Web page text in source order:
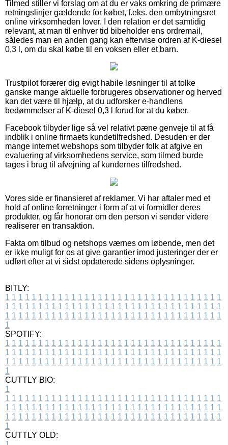
Tilmed stiller vi forslag om at du er vaks omkring de primære
retningslinjer gældende for købet, f.eks. den ombytningsret
online virksomheden lover. I den relation er det samtidig
relevant, at man til enhver tid bibeholder ens ordremail,
således man en anden gang kan eftervise ordren af K-diesel
0,3 l, om du skal købe til en voksen eller et barn.
Trustpilot forærer dig evigt habile løsninger til at tolke
ganske mange aktuelle forbrugeres observationer og herved
kan det være til hjælp, at du udforsker e-handlens
bedømmelser af K-diesel 0,3 l forud for at du køber.
Facebook tilbyder lige så vel relativt pæne genveje til at få
indblik i online firmaets kundetilfredshed. Desuden er der
mange internet webshops som tilbyder folk at afgive en
evaluering af virksomhedens service, som tilmed burde
tages i brug til afvejning af kundernes tilfredshed.
Vores side er finansieret af reklamer. Vi har aftaler med et
hold af online forretninger i form af at vi formidler deres
produkter, og får honorar om den person vi sender videre
realiserer en transaktion.
Fakta om tilbud og netshops værnes om løbende, men det
er ikke muligt for os at give garantier imod justeringer der er
udført efter at vi sidst opdaterede sidens oplysninger.
BITLY:
1 1 1 1 1 1 1 1 1 1 1 1 1 1 1 1 1 1 1 1 1 1 1 1 1 1 1 1 1 1 1 1 1
1 1 1 1 1 1 1 1 1 1 1 1 1 1 1 1 1 1 1 1 1 1 1 1 1 1 1 1 1 1 1 1 1
1 1 1 1 1 1 1 1 1 1 1 1 1 1 1 1 1 1 1 1 1 1 1 1 1 1 1 1 1 1 1 1 1
1
SPOTIFY:
1 1 1 1 1 1 1 1 1 1 1 1 1 1 1 1 1 1 1 1 1 1 1 1 1 1 1 1 1 1 1 1 1
1 1 1 1 1 1 1 1 1 1 1 1 1 1 1 1 1 1 1 1 1 1 1 1 1 1 1 1 1 1 1 1 1
1 1 1 1 1 1 1 1 1 1 1 1 1 1 1 1 1 1 1 1 1 1 1 1 1 1 1 1 1 1 1 1 1
1
CUTTLY BIO:
1
1 1 1 1 1 1 1 1 1 1 1 1 1 1 1 1 1 1 1 1 1 1 1 1 1 1 1 1 1 1 1 1 1
1 1 1 1 1 1 1 1 1 1 1 1 1 1 1 1 1 1 1 1 1 1 1 1 1 1 1 1 1 1 1 1 1
1 1 1 1 1 1 1 1 1 1 1 1 1 1 1 1 1 1 1 1 1 1 1 1 1 1 1 1 1 1 1 1 1
1
CUTTLY OLD: